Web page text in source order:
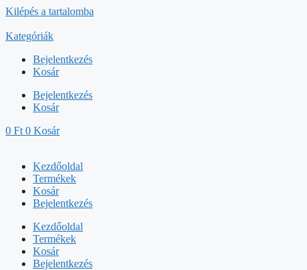
Kilépés a tartalomba
Kategóriák
Bejelentkezés
Kosár
Bejelentkezés
Kosár
0 Ft 0 Kosár
Kezdőoldal
Termékek
Kosár
Bejelentkezés
Kezdőoldal
Termékek
Kosár
Bejelentkezés